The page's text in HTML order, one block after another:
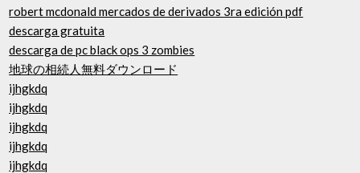
robert mcdonald mercados de derivados 3ra edición pdf
descarga gratuita
descarga de pc black ops 3 zombies
地球の相続人無料ダウンロード
ijhgkdq
ijhgkdq
ijhgkdq
ijhgkdq
ijhgkdq